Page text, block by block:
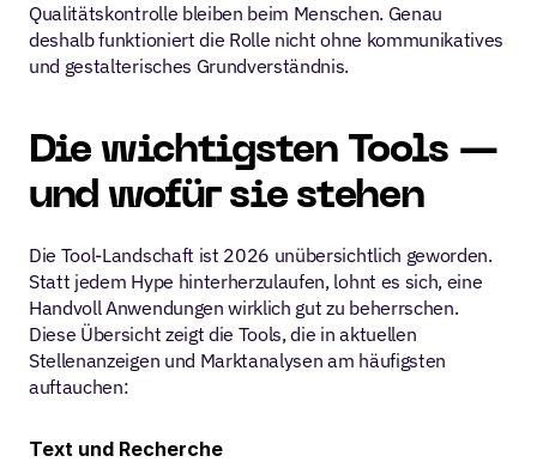
Qualitätskontrolle bleiben beim Menschen. Genau
deshalb funktioniert die Rolle nicht ohne kommunikatives
und gestalterisches Grundverständnis.
Die wichtigsten Tools —
und wofür sie stehen
Die Tool-Landschaft ist 2026 unübersichtlich geworden.
Statt jedem Hype hinterherzulaufen, lohnt es sich, eine
Handvoll Anwendungen wirklich gut zu beherrschen.
Diese Übersicht zeigt die Tools, die in aktuellen
Stellenanzeigen und Marktanalysen am häufigsten
auftauchen:
Text und Recherche